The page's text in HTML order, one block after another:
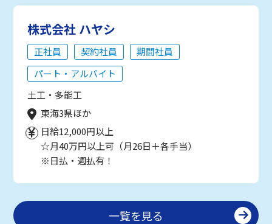
株式会社 ハヤシ
正社員 契約社員
期間社員
パート・アルバイト
土工・多能工
東海3県ほか
日給12,000円以上
☆月40万円以上可（月26日＋各手当）
※日払・週払有！
一覧を見る